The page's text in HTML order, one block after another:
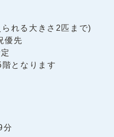
れる大きさ2匹まで)
優先
となります
分